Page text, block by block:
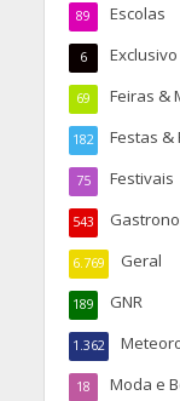
Escolas
89
6
Feiras &
69
Festas &
182
Festivais
75
543
Geral
6.769
GNR
189
1.362
Moda e
18